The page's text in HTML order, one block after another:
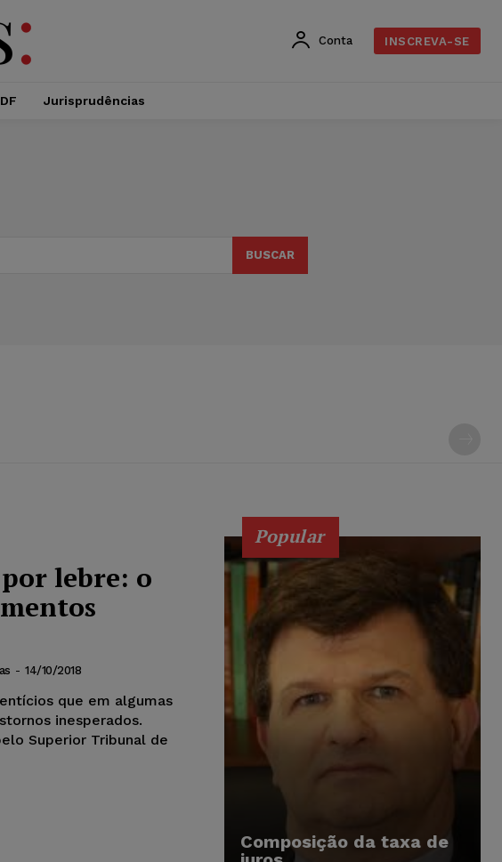
Conta INSCREVA-SE
Jurisprudências
BUSCAR
lebre: o
- 14/10/2018
que em algumas
inesperados.
Superior Tribunal de
Popular
Composição da taxa de